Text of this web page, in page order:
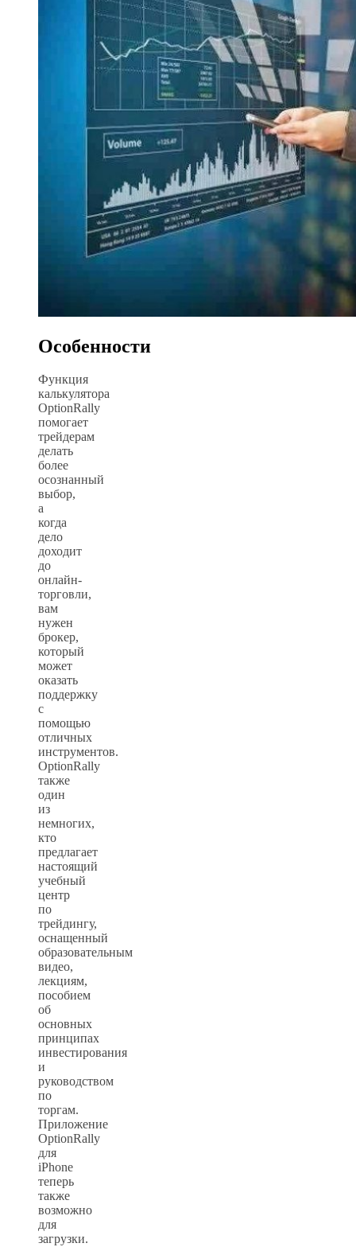
Особенности
Функция
калькулятора
OptionRally
помогает
трейдерам
делать
более
осознанный
выбор,
а
когда
дело
доходит
до
онлайн-
торговли,
вам
нужен
брокер,
который
может
оказать
поддержку
с
помощью
отличных
инструментов.
OptionRally
также
один
из
немногих,
кто
предлагает
настоящий
учебный
центр
по
трейдингу,
оснащенный
образовательным
видео,
лекциям,
пособием
об
основных
принципах
инвестирования
и
руководством
по
торгам.
Приложение
OptionRally
для
iPhone
теперь
также
возможно
для
загрузки.